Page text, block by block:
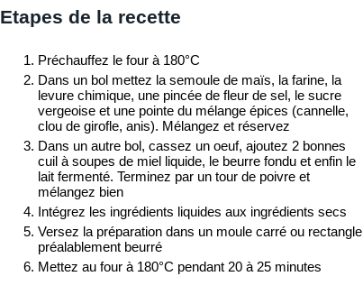
Etapes de la recette
Préchauffez le four à 180°C
Dans un bol mettez la semoule de maïs, la farine, la
levure chimique, une pincée de fleur de sel, le sucre
vergeoise et une pointe du mélange épices (cannelle,
clou de girofle, anis). Mélangez et réservez
Dans un autre bol, cassez un oeuf, ajoutez 2 bonnes
cuil à soupes de miel liquide, le beurre fondu et enfin le
lait fermenté. Terminez par un tour de poivre et
mélangez bien
Intégrez les ingrédients liquides aux ingrédients secs
Versez la préparation dans un moule carré ou rectangle
préalablement beurré
Mettez au four à 180°C pendant 20 à 25 minutes